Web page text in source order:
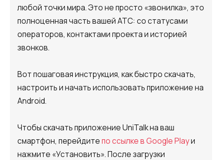
Автоматический перезвон клиентам
Автоинформатор
Интерактивное голосовое меню — IVR
Дополнительные услуги
номеров
SIP TRUNK
любой точки мира. Это не просто «звонилка», это
полноценная часть вашей АТС: со статусами
операторов, контактами проекта и историей
звонков.
Вот пошаговая инструкция, как быстро скачать,
настроить и начать использовать приложение на
Android.
Чтобы скачать приложение UniTalk на ваш
смартфон, перейдитепо ссылке в Google Playи
нажмите «Установить». После загрузки